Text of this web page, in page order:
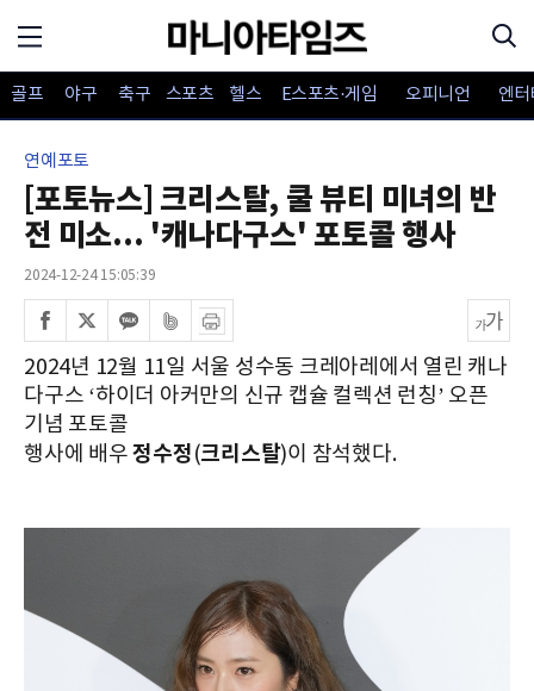
골프 야구 축구 스포츠 헬스 E스포츠·게임 오피니언 엔
연예포토
[포토뉴스] 크리스탈, 쿨 뷰티 미녀의 반
전 미소... '캐나다구스' 포토콜 행사
2024-12-24 15:05:39
2024년 12월 11일 서울 성수동 크레아레에서 열린 캐나
다구스 ‘하이더 아커만의 신규 캡슐 컬렉션 런칭’ 오픈
기념 포토콜
행사에 배우정수정(크리스탈)이 참석했다.